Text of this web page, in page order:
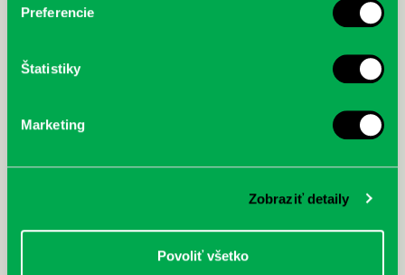
Preferencie
Štatistiky
Marketing
Zobraziť detaily
Povoliť všetko
Malý biely koník
Diana Mašlejová
Tajný cirkus